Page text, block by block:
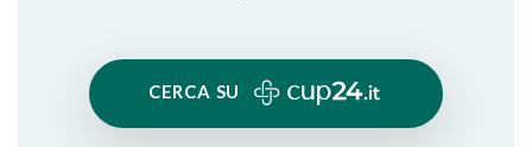
CERCA SU